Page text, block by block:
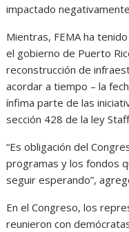
impactado
Mientras, FEMA ha
el gobierno de Puerto
reconstrucción de
acordar a tiempo – la
ínfima parte de las
sección 428 de la ley
“Es obligación del
programas y los fondos
seguir esperando”,
En el Congreso, los
reunieron con